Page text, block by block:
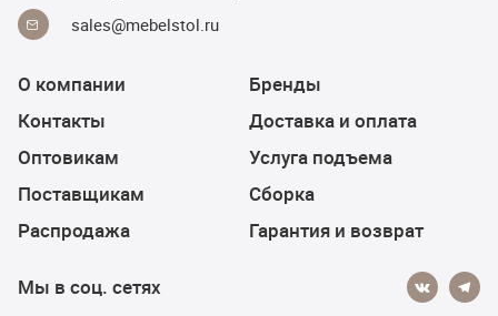
sales@mebelstol.ru
О компании
Контакты
Оптовикам
Поставщикам
Распродажа
Бренды
Доставка и оплата
Услуга подъема
Сборка
Гарантия и возврат
Мы в соц. сетях